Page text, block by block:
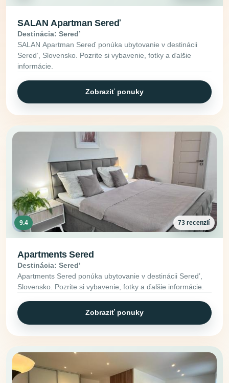
SALAN Apartman Sereď
Destinácia: Seredʼ
SALAN Apartman Sereď ponúka ubytovanie v destinácii
Seredʼ, Slovensko. Pozrite si vybavenie, fotky a ďalšie
informácie.
Zobraziť ponuky
9.4 73 recenzií
Apartments Sered
Destinácia: Seredʼ
Apartments Sered ponúka ubytovanie v destinácii Seredʼ,
Slovensko. Pozrite si vybavenie, fotky a ďalšie informácie.
Zobraziť ponuky